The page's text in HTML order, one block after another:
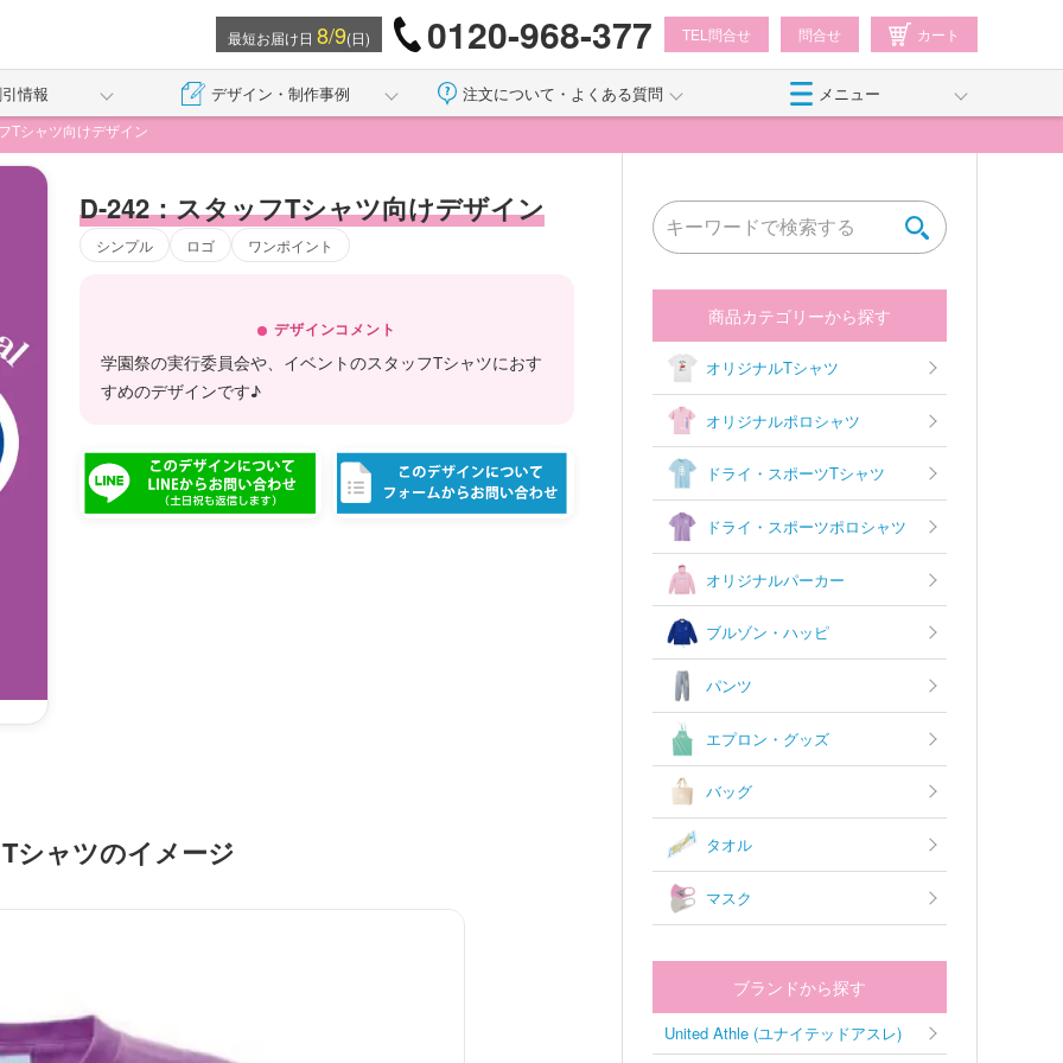
最短お届け日8/9(日) 0120-968-377 TEL問合せ 問合せ カート
情報 デザイン・制作事例 注文について・よくある質問 メニュー
Tシャツ向けデザイン
D-242：スタッフTシャツ向けデザイン
シンプル ロゴ ワンポイント
デザインコメント
学園祭の実行委員会や、イベントのスタッフTシャツにおす
すめのデザインです♪
シャツのイメージ
商品カテゴリーから探す
オリジナルTシャツ
オリジナルポロシャツ
ドライ・スポーツTシャツ
ドライ・スポーツポロシャツ
オリジナルパーカー
ブルゾン・ハッピ
パンツ
エプロン・グッズ
バッグ
タオル
マスク
ブランドから探す
United Athle (ユナイテッドアスレ)